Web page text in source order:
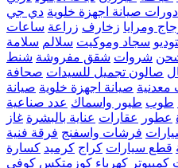
دورات صيانة اجهزة خلوية دي جي
ومرايا زخارف زراعة ساعات
سجاد وموكيت سلالم سلامة
شروات شقق مفروشة شنط
صالون تجميل للسيدات صحافة
صيانة اجهزة خلوية صيانة
طوب طيور واسماك عدد صناعية
عطور عقارات عناية بالبشرة غاز
فرشات واسفنج فرقة فنية
قطع سيارات كراج كرميد كسارة
كمبيوتر كهرباء كوزمتكس كوفي